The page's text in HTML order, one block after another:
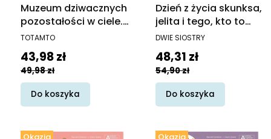
Muzeum dziwacznych
pozostałości w ciele.
Wycieczka po twoich
częściach, usterkach i
innych dziwnych
fragmentach
PRODUCENT
TOTAMTO
Cena promocyjna
43,98 zł
49,98 zł
Do koszyka
Dzień z życia skunksa,
jelita i tego, kto to
czyta
PRODUCENT
DWIE SIOSTRY
Cena promocyjna
48,31 zł
54,90 zł
Do koszyka